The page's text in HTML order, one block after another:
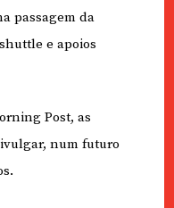
passagem da
e apoios
Post, as
num futuro